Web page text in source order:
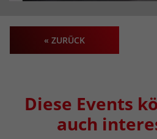
« ZURÜCK
Diese Events
auch